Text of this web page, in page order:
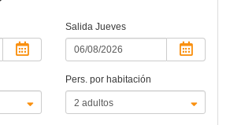
Salida Jueves
Pers. por habitación